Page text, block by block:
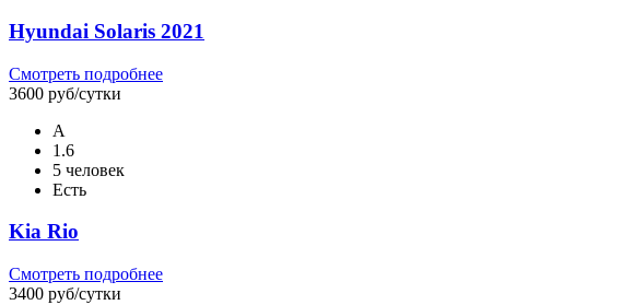
Hyundai Solaris 2021
Смотреть подробнее
3600 руб/сутки
А
1.6
5 человек
Есть
Kia Rio
Смотреть подробнее
3400 руб/сутки